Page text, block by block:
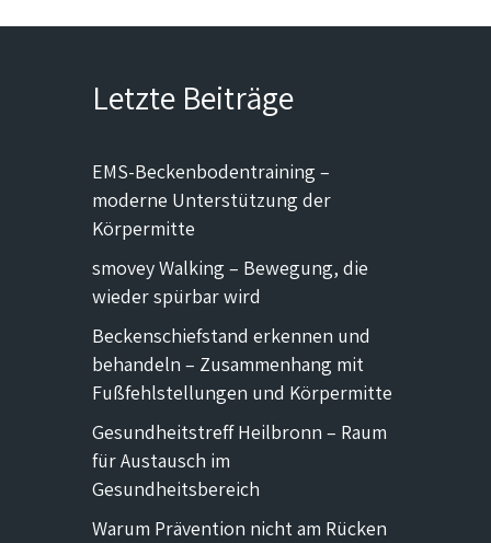
Letzte Beiträge
EMS-Beckenbodentraining –
moderne Unterstützung der
Körpermitte
smovey Walking – Bewegung, die
wieder spürbar wird
Beckenschiefstand erkennen und
behandeln – Zusammenhang mit
Fußfehlstellungen und Körpermitte
Gesundheitstreff Heilbronn – Raum
für Austausch im
Gesundheitsbereich
Warum Prävention nicht am Rücken